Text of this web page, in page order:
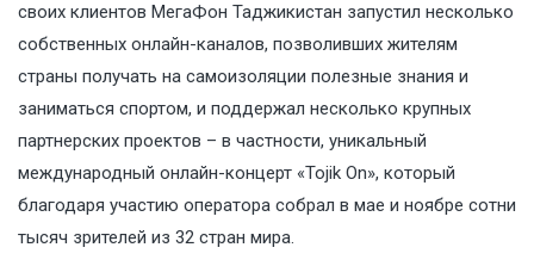
своих клиентов МегаФон Таджикистан запустил несколько
собственных онлайн-каналов, позволивших жителям
страны получать на самоизоляции полезные знания и
заниматься спортом, и поддержал несколько крупных
партнерских проектов – в частности, уникальный
международный онлайн-концерт «Tojik On», который
благодаря участию оператора собрал в мае и ноябре сотни
тысяч зрителей из 32 стран мира.